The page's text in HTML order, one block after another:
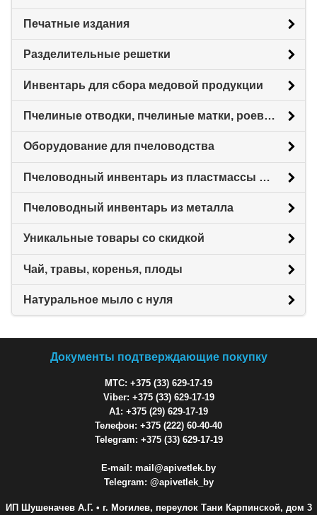
Печатные издания
Разделительные решетки
Инвентарь для сбора медовой продукции
Пчелиные отводки, пчелиные матки, роевни
Оборудование для пчеловодства
Пчеловодный инвентарь из пластмассы для пасеки
Пчеловодный инвентарь из металла
Уникальные товары со скидкой
Чай, травы, коренья, плоды
Натуральное мыло с нуля
Документы подтверждающие покупку
МТС: +375 (33) 629-17-19
Viber: +375 (33) 629-17-19
A1: +375 (29) 629-17-19
Телефон: +375 (222) 60-40-40
Telegram: +375 (33) 629-17-19
E-mail: mail@apivetlek.by
Telegram: @apivetlek_by
ИП Шушеначев А.Г. • г. Могилев, переулок Тани Карпинской, дом 3